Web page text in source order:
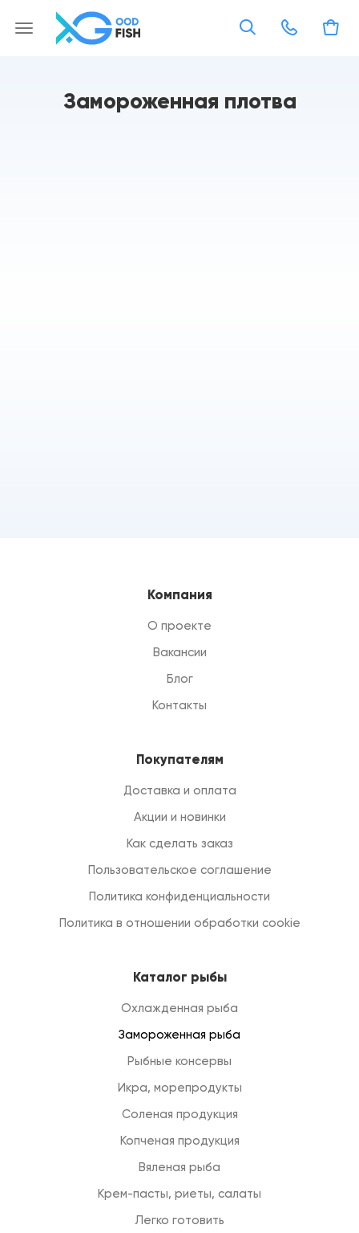
Замороженная плотва
Компания
О проекте
Вакансии
Блог
Контакты
Покупателям
Доставка и оплата
Акции и новинки
Как сделать заказ
Пользовательское соглашение
Политика конфиденциальности
Политика в отношении обработки cookie
Каталог рыбы
Охлажденная рыба
Замороженная рыба
Рыбные консервы
Икра, морепродукты
Соленая продукция
Копченая продукция
Вяленая рыба
Крем-пасты, риеты, салаты
Легко готовить